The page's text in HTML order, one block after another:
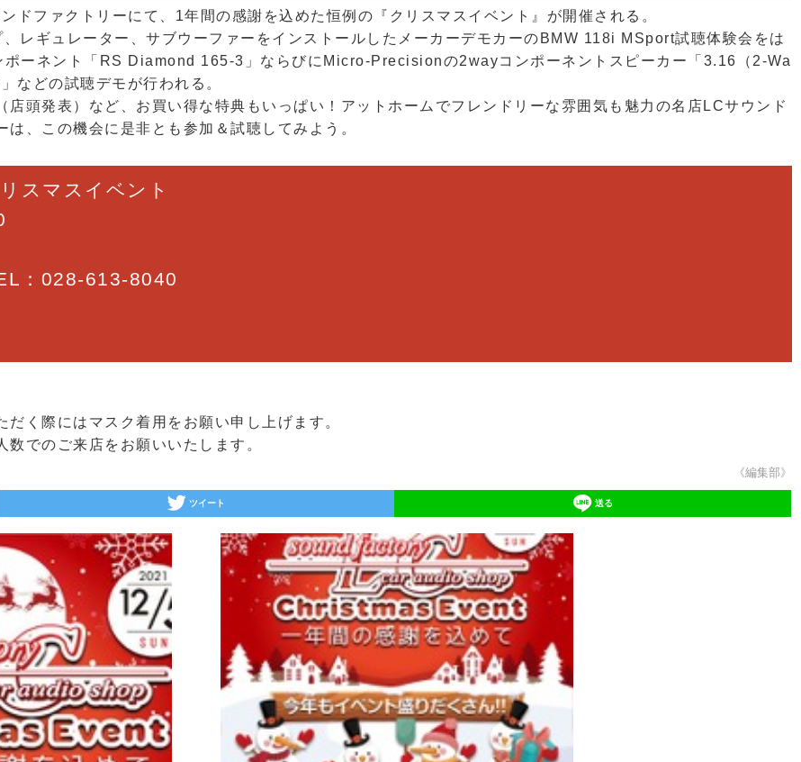
ドファクトリーにて、1年間の感謝を込めた恒例の『クリスマスイベント』が開催される。
レギュレーター、サブウーファーをインストールしたメーカーデモカーのBMW 118i MSport試聴体験会をは
ポーネント「RS Diamond 165-3」ならびにMicro-Precisionの2wayコンポーネントスピーカー「3.16（2-Wa
どの試聴デモが行われる。
頭発表）など、お買い得な特典もいっぱい！アットホームでフレンドリーな雰囲気も魅力の名店LCサウンド
、この機会に是非とも参加＆試聴してみよう。
スマスイベント
：028-613-8040
く際にはマスク着用をお願い申し上げます。
でのご来店をお願いいたします。
《編集部》
ツイート 送る